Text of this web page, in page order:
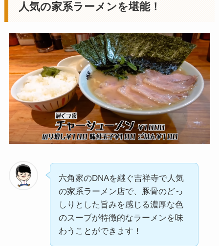
人気の家系ラーメンを堪能！
六角家のDNAを継ぐ吉祥寺で人気
の家系ラーメン店で、豚骨のどっ
しりとした旨みを感じる濃厚な色
のスープが特徴的なラーメンを味
わうことができます！